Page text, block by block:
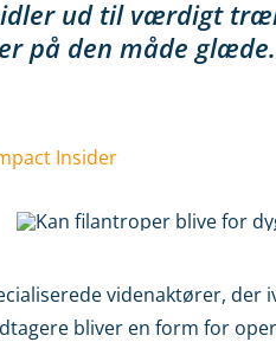
ud til værdigt
på den måde glæde.
Insider
videnaktører,
bliver en form for